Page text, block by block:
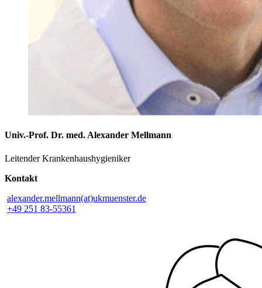
Univ.-Prof. Dr. med. Alexander Mellmann
Leitender Krankenhaushygieniker
Kontakt
alexander.mellmann(at)ukmuenster.de
+49 251 83-55361